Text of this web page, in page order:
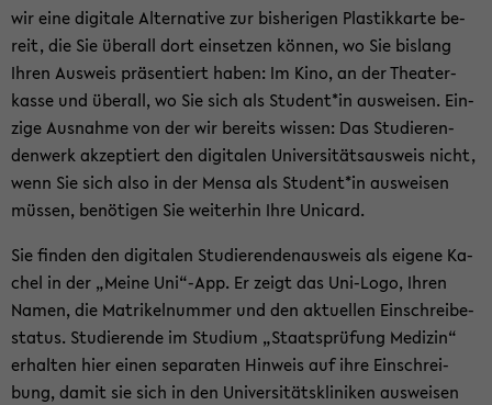
ti­
on
wech­
seln
wir eine di­gi­ta­le Al­ter­na­ti­ve zur bis­he­ri­gen Plas­tik­kar­te be­
reit, die Sie über­all dort ein­set­zen kön­nen, wo Sie bis­lang
Ihren Aus­weis prä­sen­tiert haben: Im Kino, an der Thea­ter­
kas­se und über­all, wo Sie sich als Stu­dent*in aus­wei­sen. Ein­
zi­ge Aus­nah­me von der wir be­reits wis­sen: Das Stu­die­ren­
den­werk ak­zep­tiert den di­gi­ta­len Uni­ver­si­täts­aus­weis nicht,
wenn Sie sich also in der Mensa als Stu­dent*in aus­wei­sen
müs­sen, be­nö­ti­gen Sie wei­ter­hin Ihre Uni­card.
Sie fin­den den di­gi­ta­len Stu­die­ren­den­aus­weis als ei­ge­ne Ka­
chel in der „Meine Uni“-App. Er zeigt das Uni-​Logo, Ihren
Namen, die Ma­tri­kel­num­mer und den ak­tu­el­len Ein­schrei­be­
sta­tus. Stu­die­ren­de im Stu­di­um „Staats­prü­fung Me­di­zin“
er­hal­ten hier einen se­pa­ra­ten Hin­weis auf ihre Ein­schrei­
bung, damit sie sich in den Uni­ver­si­täts­kli­ni­ken aus­wei­sen